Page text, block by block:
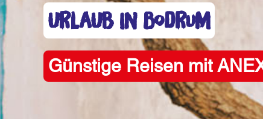
Urlaub in Bodrum
Günstige Reisen mit